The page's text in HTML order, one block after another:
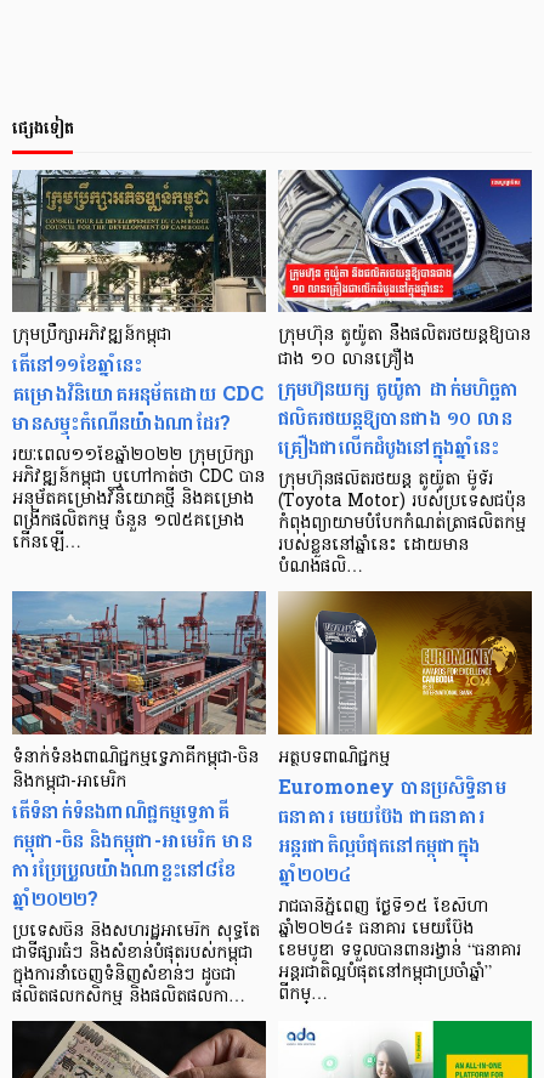
ផ្សេងទៀត
ក្រុមប្រឹក្សាអភិវឌ្ឍន៍កម្ពុជា
តើនៅ១១ខែឆ្នាំនេះ
គម្រោងវិនិយោគអនុម័តដោយ CDC
មានសម្ទុះកំណើនយ៉ាងណាដែរ?
រយៈពេល១១ខែឆ្នាំ២០២២ ក្រុមប្រឹក្សា
អភិវឌ្ឍន៍កម្ពុជា ឬហៅកាត់ថា CDC បាន
អនុម័តគម្រោងវិនិយោគថ្មី និងគម្រោង
ពង្រីកផលិតកម្ម ចំនួន ១៧៥គម្រោង
កើនឡើ…
ក្រុមហ៊ុន តូយ៉ូតា នឹងផលិតរថយន្តឱ្យបាន
ជាង ១០ លានគ្រឿង
ក្រុមហ៊ុនយក្ស តូយ៉ូតា ដាក់មហិច្ឆតា
ផលិតរថយន្តឱ្យបានជាង ១០ លាន
គ្រឿងជាលើកដំបូងនៅក្នុងឆ្នាំនេះ
ក្រុមហ៊ុនផលិតរថយន្ត តូយ៉ូតា ម៉ូទ័រ
(Toyota Motor) របស់ប្រទេសជប៉ុន
កំពុងព្យាយាមបំបែកកំណត់ត្រាផលិតកម្ម
របស់ខ្លួននៅឆ្នាំនេះ ដោយមាន
បំណងផលិ…
ទំនាក់ទំនងពាណិជ្ជកម្មទ្វេភាគីកម្ពុជា-ចិន
និងកម្ពុជា-អាមេរិក
តើទំនាក់ទំនងពាណិជ្ជកម្មទ្វេភាគី
កម្ពុជា-ចិន និងកម្ពុជា-អាមេរិក មាន
ការប្រែប្រួលយ៉ាងណាខ្លះនៅ៨ខែ
ឆ្នាំ២០២២?
ប្រទេសចិន និងសហរដ្ឋអាមេរិក សុទ្ធតែ
ជាទីផ្សារធំៗ និងសំខាន់បំផុតរបស់កម្ពុជា
ក្នុងការនាំចេញទំនិញសំខាន់ៗ ដូចជា
ផលិតផលកសិកម្ម និងផលិតផលកា…
អត្ថបទពាណិជ្ជកម្ម
Euromoney បានប្រសិទ្ធិនាម
ធនាគារ មេយប៊ែង ជាធនាគារ
អន្តរជាតិល្អបំផុតនៅកម្ពុជាក្នុង
ឆ្នាំ២០២៤
រាជធានីភ្នំពេញ ថ្ងៃទី១៥ ខែសីហា
ឆ្នាំ២០២៤៖ ធនាគារ មេយប៊ែង
ខេមបូឌា ទទួលបានពានរង្វាន់ “ធនាគារ
អន្តរជាតិល្អបំផុតនៅកម្ពុជាប្រចាំឆ្នាំ”
ពីកម្…